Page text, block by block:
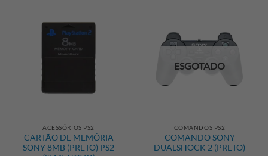
ACESSÓRIOS PS2
CARTÃO DE MEMÓRIA
SONY 8MB (PRETO) PS2
ESGOTADO
COMANDOS PS2
COMANDO SONY
DUALSHOCK 2 (PRETO)